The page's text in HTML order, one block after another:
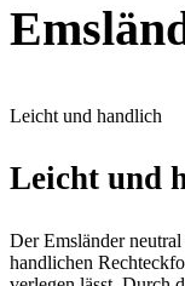
Leicht und handlich
Leicht und
Der Emsländer
handlichen